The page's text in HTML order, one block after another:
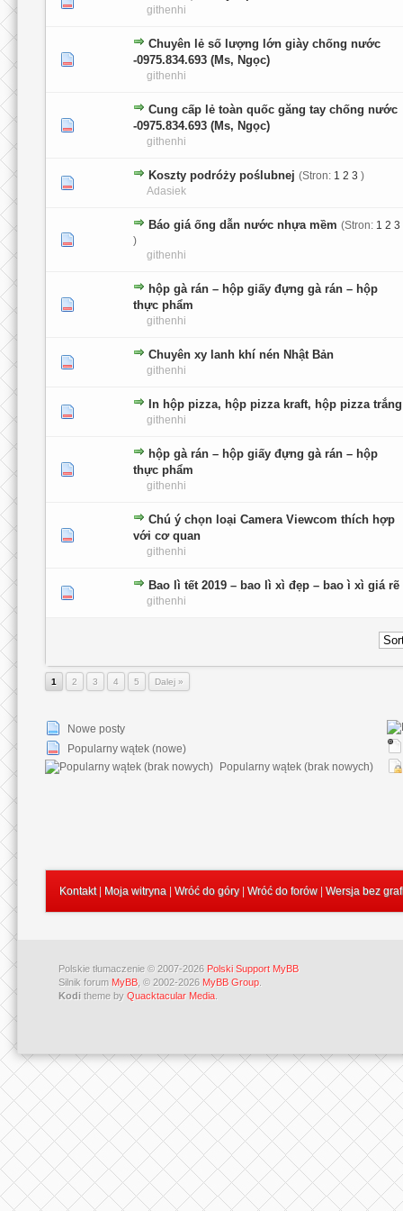
githenhi
Chuyên lẻ số lượng lớn giày chống nước
-0975.834.693 (Ms, Ngọc)
githenhi
0 głosów - średnia ocena: 0 na 5 gwiazdek
12345
Cung cấp lẻ toàn quốc găng tay chống nước
-0975.834.693 (Ms, Ngọc)
githenhi
0 głosów - średnia ocena: 0 na 5 gwiazdek
12345
Koszty podróży poślubnej (Stron: 1 2 3 )
Adasiek
2 głosów - średnia ocena: 2.5 na 5 gwiazdek
12345
Báo giá ống dẫn nước nhựa mềm (Stron: 1 2 3
)
githenhi
0 głosów - średnia ocena: 0 na 5 gwiazdek
hộp gà rán – hộp giấy đựng gà rán – hộp
thực phẩm
githenhi
0 głosów - średnia ocena: 0 na 5 gwiazdek
1 2345
Chuyên xy lanh khí nén Nhật Bản
githenhi
0 głosów - średnia ocena: 0 na 5 gwiazdek
12345
In hộp pizza, hộp pizza kraft, hộp pizza trắng
githenhi
0 głosów - średnia ocena: 0 na 5 gwiazdek
1 2345
hộp gà rán – hộp giấy đựng gà rán – hộp
thực phẩm
githenhi
0 głosów - średnia ocena: 0 na 5 gwiazdek
1 2345
Chú ý chọn loại Camera Viewcom thích hợp
với cơ quan
githenhi
0 głosów - średnia ocena: 0 na 5 gwiazdek
12345
Bao lì tết 2019 – bao lì xì đẹp – bao ì xì giá rẽ
githenhi
0 głosów - średnia ocena: 0 na 5 gwiazdek
1234 5
1 2 3 4 5 Dalej »
Nowe posty
Popularny wątek (nowe)
Popularny wątek (brak nowych)
Kontakt| Moja witryna Wróć do góry| Wróć do forów| Wersja bez
Polskie tłumaczenie © 2007-2026 Polski Support MyBB
Silnik forum MyBB , © 2002-2026 MyBB Group
Kodi theme by Quacktacular Media